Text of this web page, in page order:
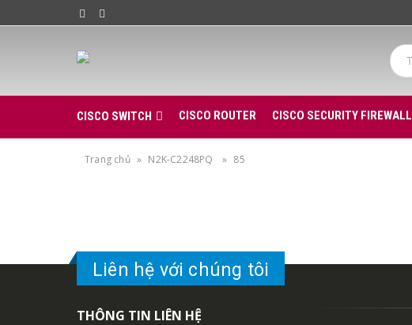
CISCO SWITCH CISCO ROUTER CISCO SECURITY FIREWALL
Trang chủ » N2K-C2248PQ » 85
Liên hệ với chúng tôi
THÔNG TIN LIÊN HỆ